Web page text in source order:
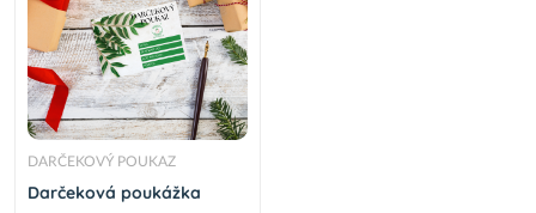
DARČEKOVÝ POUKAZ
Darčeková poukážka